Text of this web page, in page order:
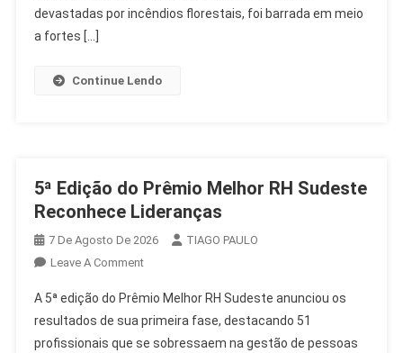
Terras
devastadas por incêndios florestais, foi barrada em meio
a fortes […]
Continue Lendo
5ª Edição do Prêmio Melhor RH Sudeste
Reconhece Lideranças
7 De Agosto De 2026
TIAGO PAULO
Leave A CommentOn
Edição
Do
Prêmio
A 5ª edição do Prêmio Melhor RH Sudeste anunciou os
resultados de sua primeira fase, destacando 51
profissionais que se sobressaem na gestão de pessoas